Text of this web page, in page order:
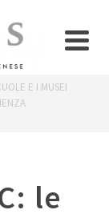
E I MUSEI
le